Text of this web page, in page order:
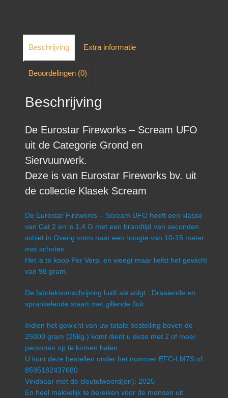
Beschrijving Extra informatie
Beoordelingen (0)
Beschrijving
De Eurostar Fireworks – Scream UFO
uit de Categorie Grond en
Siervuurwerk.
Deze is van Eurostar Fireworks bv. uit
de collectie Klasek Scream
De Eurostar Fireworks – Scream UFO heeft een klasse
van Cat 2 en is 1,4 G met een brandtijd van seconden
schiet in Overig vorm naar een hoogte van 10-15 meter
met schoten.
Het is te koop Per Verp. en weegt maar liefst het gewicht
van 98 gram.
De fabrieksomschrijving luidt als volgt.: Draaiende en
sprankelende staart met gillende fluit.
Indien het gewicht van uw totale bestelling boven de
25000 gram (25kg.) komt dient u deze met 2 of meer
personen op te komen halen
U kunt deze bestellen onder het nummer EFC-LM7S of
8595182437680
Vindbaar met de sleutelwoord(en): 2025
En heel makkelijk te bereiken voor de mensen uit